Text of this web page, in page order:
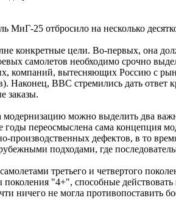
МиГ-25 отбросило на несколько
конкретные цели. Во-первых, она
самолетов необходимо срочно
компаний, вытесняющих Россию с
ВВС стремились дать ответ
заказы.
модернизацию можно выделить два
переосмыслена сама концепция
производственных дефектов, в то
подходами, где
третьего и четвертого
"4+", способные
ничего не могла противопоставить